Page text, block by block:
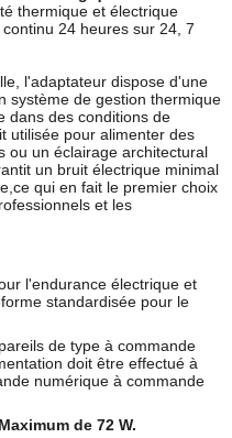
thermique et électrique
24 heures sur 24, 7
l'adaptateur dispose d'une
système de gestion thermique
dans des conditions de
utilisée pour alimenter des
ou un éclairage architectural
un bruit électrique minimal
qui en fait le premier choix
et les
l'endurance électrique et
standardisée pour le
de type à commande
doit être effectué à
numérique à commande
Maximum de 72 W.